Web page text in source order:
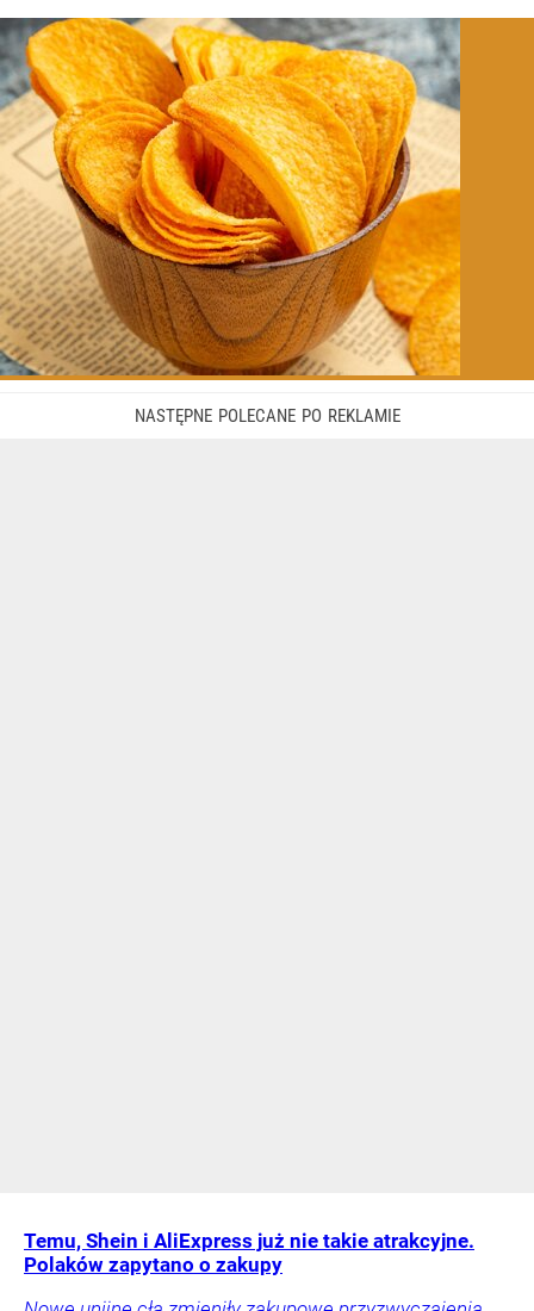
Temu, Shein i AliExpress już nie takie atrakcyjne.
Polaków zapytano o zakupy